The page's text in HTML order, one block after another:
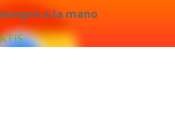
a la mano